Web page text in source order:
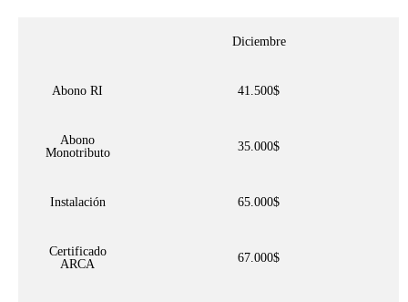
Diciembre
Abono RI 41.500$
Abono
Monotributo
35.000$
Instalación 65.000$
Certificado
ARCA
67.000$